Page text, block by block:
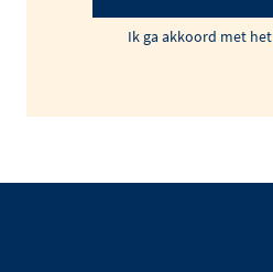
Ik ga akkoord met het